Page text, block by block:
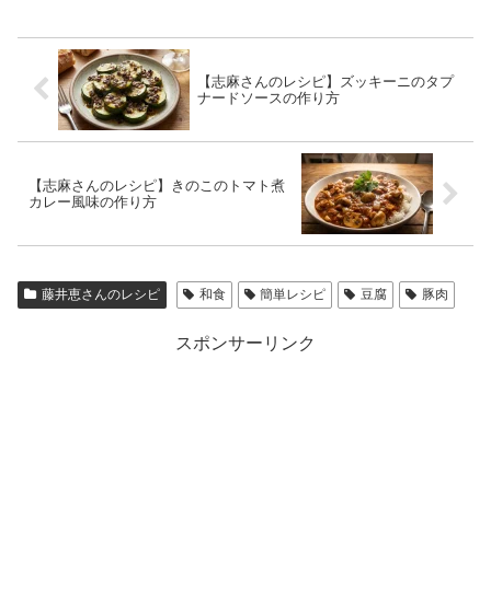
【志麻さんのレシピ】ズッキーニのタプ
ナードソースの作り方
【志麻さんのレシピ】きのこのトマト煮
カレー風味の作り方
藤井恵さんのレシピ 和食 簡単レシピ 豆腐 豚肉
スポンサーリンク